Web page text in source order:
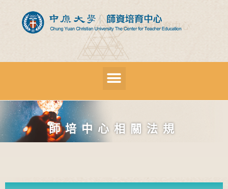
師培中心相關法規